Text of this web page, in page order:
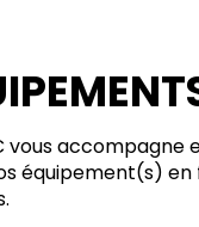
vous
équipement(s) en